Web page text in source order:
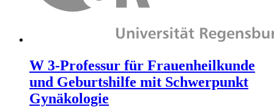
W 3-Professur für Frauenheilkunde
und Geburtshilfe mit Schwerpunkt
Gynäkologie